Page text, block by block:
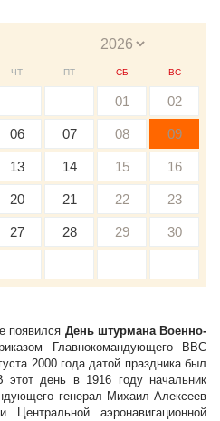
ЧТ ПТ СБ ВС
01 02
06 07 08 09
13 14 15 16
20 21 22 23
27 28 29 30
появился День штурмана Военно-
Главнокомандующего ВВС
2000 года датой праздника был
этот день в 1916 году начальник
генерал Михаил Алексеев
аэронавигационной